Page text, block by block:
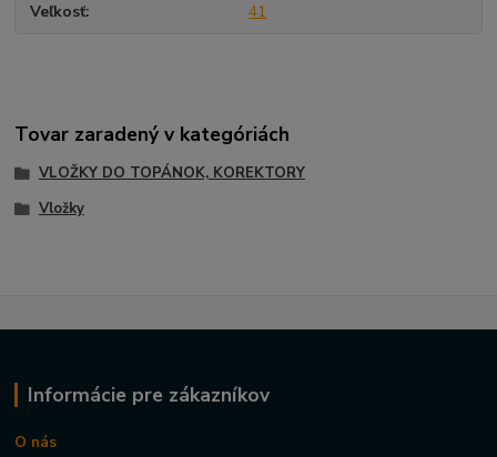
Veľkosť 41
Tovar zaradený v kategóriách
VLOŽKY DO TOPÁNOK, KOREKTORY
Vložky
Informácie pre zákazníkov
O nás